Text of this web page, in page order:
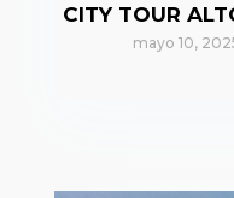
CITY TOUR
mayo 10,